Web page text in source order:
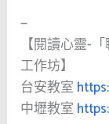
—
【閱讀心靈-
工作坊】
台安教室
中壢教室